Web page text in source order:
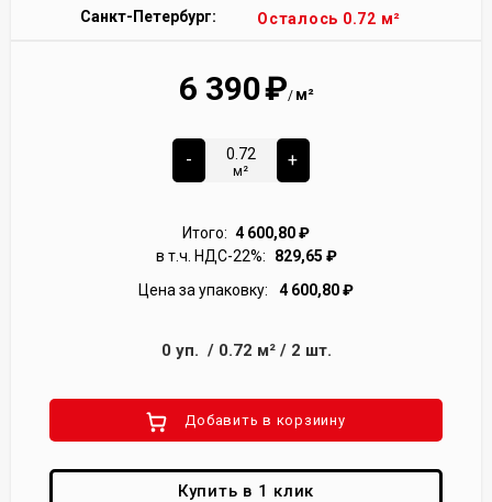
Санкт-Петербург:
Осталось 0.72 м²
6 390₽/ м²
-
м²
+
Итого: 4 600,80₽
в т.ч. НДС-22%:
829,65 ₽
Цена за упаковку:
4 600,80₽
0 уп. / 0.72 м²/ 2 шт.
Добавить в корзиину
Купить в 1 клик